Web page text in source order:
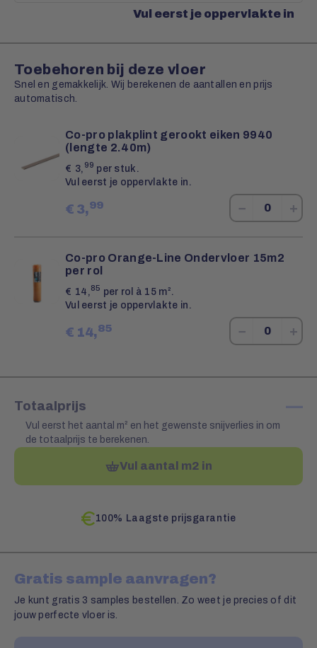
Vul eerst je oppervlakte in
Toebehoren bij deze vloer
Snel en gemakkelijk. Wij berekenen de aantallen en prijs
automatisch.
Co-pro plakplint gerookt eiken 9940
(lengte 2.40m)
€ 3, 99 per stuk.
Vul eerst je oppervlakte in.
€ 3,99 − +
Co-pro Orange-Line Ondervloer 15m2
per rol
€ 14, 85 per rol à 15 m².
Vul eerst je oppervlakte in.
€ 14,85 − +
Totaalprijs —
Vul eerst het aantal m² en het gewenste snijverlies in om
de totaalprijs te berekenen.
Vul aantal m2 in
100% Laagste prijsgarantie
Gratis sample aanvragen?
Je kunt gratis 3 samples bestellen. Zo weet je precies of dit
jouw perfecte vloer is.